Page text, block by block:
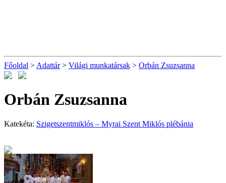
Főoldal > Adattár> Világi munkatársak > Orbán Zsuzsanna
Orbán Zsuzsanna
Katekéta: Szigetszentmiklós – Myrai Szent Miklós plébánia